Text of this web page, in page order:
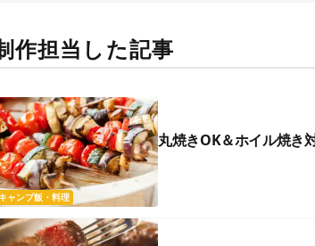
作担当した記事
キャンプ飯・料理
丸焼きOK＆ホイル焼き